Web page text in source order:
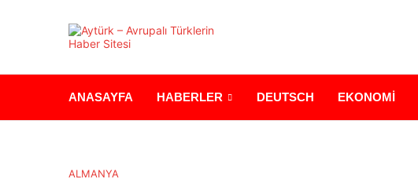
ANASAYFA HABERLER DEUTSCH EKONOMİ
ALMANYA